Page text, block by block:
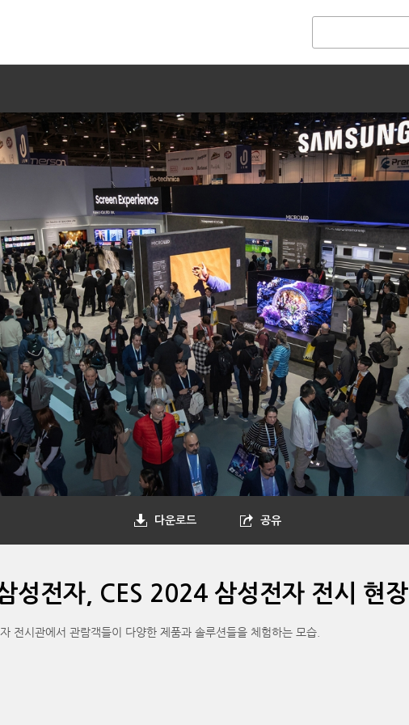
다운로드 공유
성전자, CES 2024 삼성전자 전시 현장
전시관에서 관람객들이 다양한 제품과 솔루션들을 체험하는 모습.